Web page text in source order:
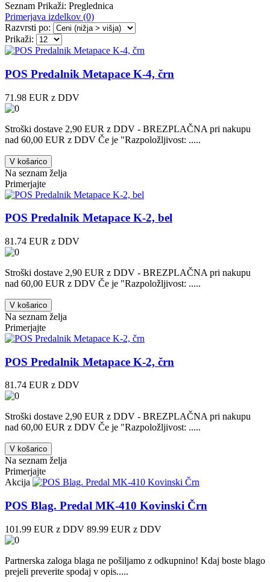
Seznam Prikaži: Preglednica
Primerjava izdelkov (0)
Razvrsti po:
Prikaži:
POS Predalnik Metapace K-4, črn
71.98 EUR z DDV
Stroški dostave 2,90 EUR z DDV - BREZPLAČNA pri nakupu
nad 60,00 EUR z DDV Če je "Razpoložljivost: .....
V košarico
Na seznam želja
Primerjajte
POS Predalnik Metapace K-2, bel
81.74 EUR z DDV
Stroški dostave 2,90 EUR z DDV - BREZPLAČNA pri nakupu
nad 60,00 EUR z DDV Če je "Razpoložljivost: .....
V košarico
Na seznam želja
Primerjajte
POS Predalnik Metapace K-2, črn
81.74 EUR z DDV
Stroški dostave 2,90 EUR z DDV - BREZPLAČNA pri nakupu
nad 60,00 EUR z DDV Če je "Razpoložljivost: .....
V košarico
Na seznam želja
Primerjajte
Akcija
POS Blag. Predal MK-410 Kovinski Črn
101.99 EUR z DDV 89.99 EUR z DDV
Partnerska zaloga blaga ne pošiljamo z odkupnino! ​Kdaj boste blago
prejeli preverite spodaj v opis.....